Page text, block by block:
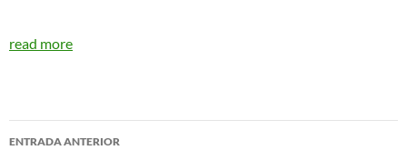
read more
Navegador
ENTRADA ANTERIOR